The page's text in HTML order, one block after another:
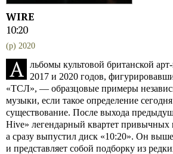
WIRE
10:20
(p) 2020
А
льбомы культовой британской
2017 и 2020 годов,
«ТСЛ», — образцовые примеры
музыки, если такое определение
существование. После выхода
Hive» легендарный квартет привычных
а сразу выпустил диск «10:20». Он
и представляет собой подборку из